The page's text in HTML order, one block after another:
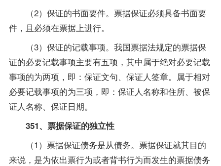
（2）保证的书面要件。票据保证必须具备书面要
件，且必须在票据上进行。
（3）保证的记载事项。我国票据法规定的票据保
证的必要记载事项主要有五项，其中属于绝对必要记载
事项的为两项，即：保证文句、保证人签章。属于相对
必要记载事项的为三项，即：保证人名称和住所、被保
证人名称、保证日期。
351、票据保证的独立性
（1）票据保证债务是从债务。票据保证就其目的
来说，是为依出票行为或者背书行为而发生的票据债务